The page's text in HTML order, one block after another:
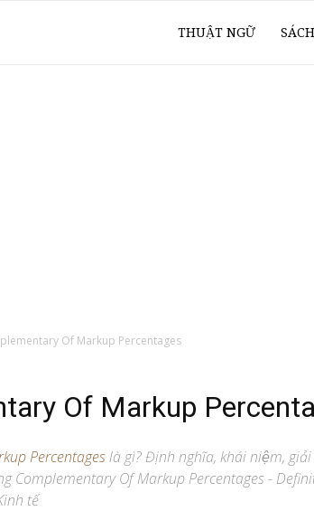
THUẬT NGỮ SÁCH
Of Markup Percentages
Of Markup
Percentageslà gì? Định nghĩa, khái niệm,
Complementary Of Markup Percentages -
tế